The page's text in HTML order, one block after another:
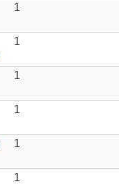
1
1
1
1
1
1